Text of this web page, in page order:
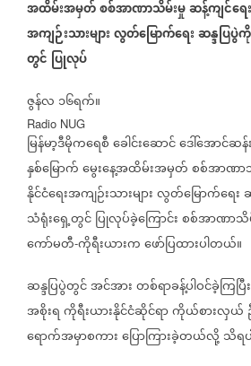
အထိမ်းအမှတ်စစ်အာဏာသိမ်းမှုဆန့်ကျင်ရေ
အကျဉ်းသားများလွတ်မြောက်ရေးဆန္ဒပြပွဲကို
တွင် ပြုလုပ်
ဇွန်လ ၁၆ရက်။
Radio NUG
မြန်မာ့ဒီမိုကရေစီခေါင်းဆောင်ဒေါ်အောင်ဆ
နှစ်မြောက်မွေးနေ့အထိမ်းအမှတ်စစ်အာဏာ
နိုင်ငံရေးအကျဉ်းသားများလွတ်မြောက်ရေး
သံရုံးရှေ့တွင်ပြုလုပ်ခဲ့ကြောင်းစစ်အာဏာသိ
ကော်မတီ-ကိုရီးယားကဖော်ပြထားပါတယ်။
ဆန္ဒပြပွဲတွင်အင်အားတစ်ရာခန့်ပါဝင်ခဲ့ကြပြီး
အစိုးရကိုရီးယားနိုင်ငံဆိုင်ရာကိုယ်စားလှယ်
ရောက်အမှာစကားပြောကြားခဲ့တယ်လို့သိရ